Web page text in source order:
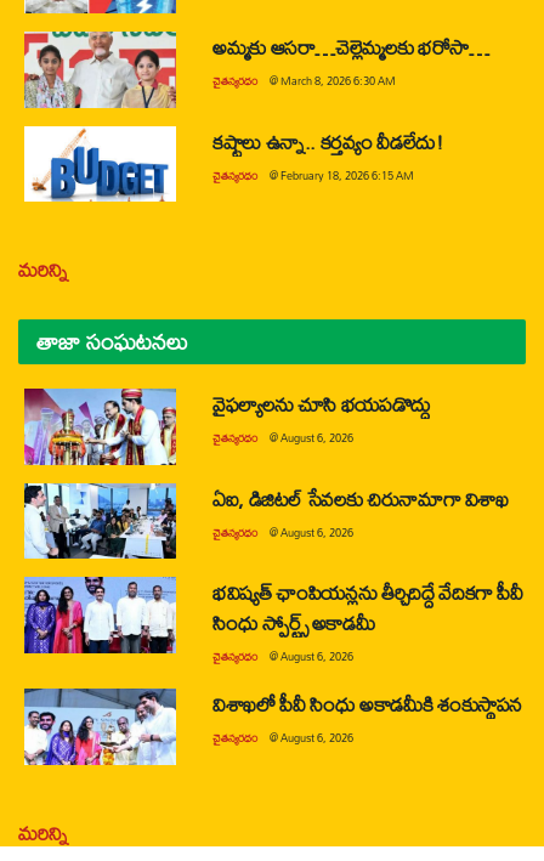
అమ్మకు ఆసరా…చెల్లెమ్మలకు భరోసా…
చైతన్యరధం @March 8, 2026 6:30 AM
కష్టాలు ఉన్నా.. కర్తవ్యం వీడలేదు!
చైతన్యరధం @February 18, 2026 6:15 AM
మరిన్ని
తాజా సంఘటనలు
వైఫల్యాలను చూసి భయపడొద్దు
చైతన్యరధం @August 6, 2026
ఏఐ, డిజిటల్ సేవలకు చిరునామాగా విశాఖ
చైతన్యరధం @August 6, 2026
భవిష్యత్ ఛాంపియన్లను తీర్చిదిద్దే వేదికగా పీవీ
సింధు స్పోర్ట్స్ అకాడమీ
చైతన్యరధం @August 6, 2026
విశాఖలో పీవీ సింధు అకాడమీకి శంకుస్థాపన
చైతన్యరధం @August 6, 2026
మరిన్ని